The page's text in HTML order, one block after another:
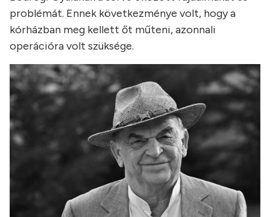
problémát. Ennek következménye volt, hogy a
kórházban meg kellett őt műteni, azonnali
operációra volt szüksége.